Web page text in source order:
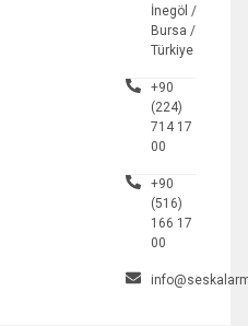
İnegöl /
Bursa /
Türkiye
+90
(224)
714 17
00
+90
(516)
166 17
00